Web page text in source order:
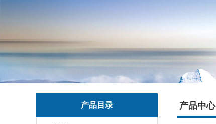
产品目录 产品中心